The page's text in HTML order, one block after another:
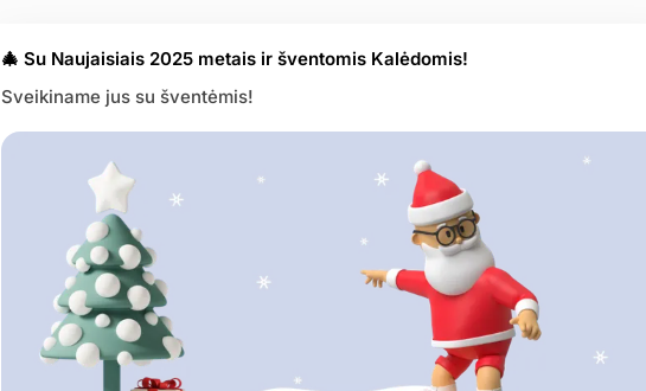
🎄 Su Naujaisiais 2025 metais ir šventomis Kalėdomis!
Sveikiname jus su šventėmis!